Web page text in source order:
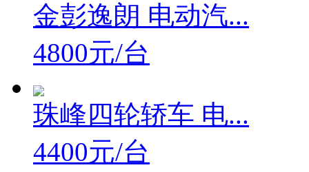
金彭逸朗 电动汽...
4800元/台
珠峰四轮轿车 电...
4400元/台